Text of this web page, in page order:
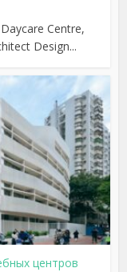
Centre,
Design...
центров